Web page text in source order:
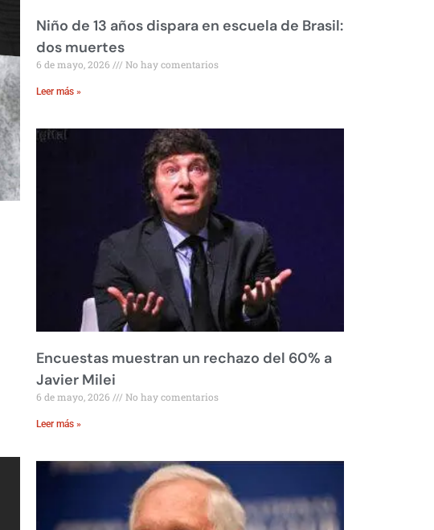
Niño de 13 años dispara en escuela de Brasil:
dos muertes
6 de mayo, 2026 No hay comentarios
Leer más »
Encuestas muestran un rechazo del 60% a
Javier Milei
6 de mayo, 2026 No hay comentarios
Leer más »